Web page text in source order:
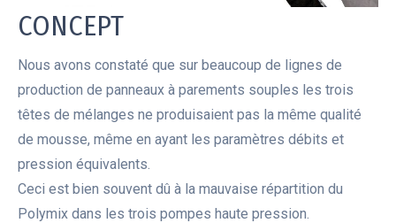
CONCEPT
Nous avons constaté que sur beaucoup de lignes de
production de panneaux à parements souples les trois
têtes de mélanges ne produisaient pas la même qualité
de mousse, même en ayant les paramètres débits et
pression équivalents.
Ceci est bien souvent dû à la mauvaise répartition du
Polymix dans les trois pompes haute pression.